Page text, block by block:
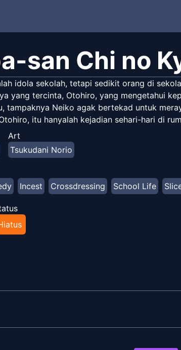
san Chi no
idola sekolah, tetapi sedikit orang di
yang tercinta, Otohiro, yang mengetahui
tampaknya Neiko agak bertekad untuk
itu hanyalah kejadian sehari-hari di
Art
Tsukudani Norio
Incest Crossdressing School Life